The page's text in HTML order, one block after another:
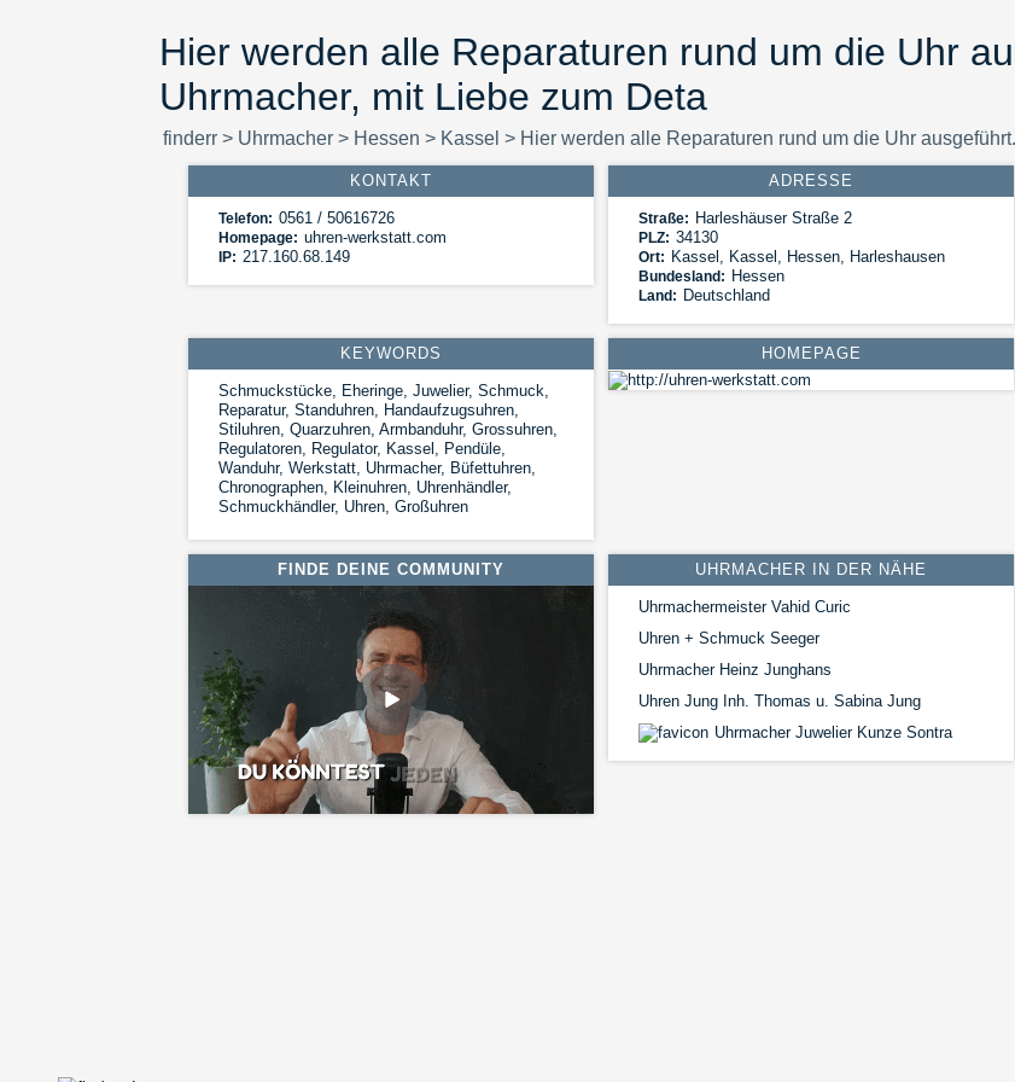
Hier werden alle Reparaturen rund um die Uhr
Uhrmacher, mit Liebe zum Deta
finderr > Uhrmacher > Hessen > Kassel > Hier werden alle Reparaturen rund um die Uhr
KONTAKT
Telefon: 0561 / 50616726
Homepage: uhren-werkstatt.com
IP: 217.160.68.149
ADRESSE
Straße: Harleshäuser Straße 2
PLZ: 34130
Ort: Kassel , Kassel, Hessen, Harleshausen
Bundesland: Hessen
Land: Deutschland
KEYWORDS
Schmuckstücke, Eheringe, Juwelier, Schmuck,
Reparatur, Standuhren, Handaufzugsuhren,
Stiluhren, Quarzuhren, Armbanduhr, Grossuhren,
Regulatoren, Regulator, Kassel, Pendüle,
Wanduhr, Werkstatt, Uhrmacher, Büfettuhren,
Chronographen, Kleinuhren, Uhrenhändler,
Schmuckhändler, Uhren, Großuhren
HOMEPAGE
FINDE DEINE COMMUNITY UHRMACHER IN DER NÄHE
Uhrmachermeister Vahid Curic
Uhren + Schmuck Seeger
Uhrmacher Heinz Junghans
Uhren Jung Inh. Thomas u. Sabina Jung
Uhrmacher Juwelier Kunze Sontra